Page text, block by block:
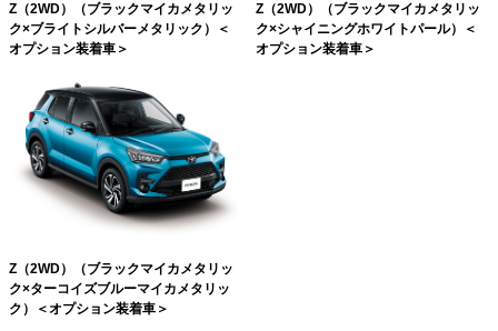
Z（2WD）（ブラックマイカメタリッ
ク×ブライトシルバーメタリック）＜
オプション装着車＞
Z（2WD）（ブラックマイカメタリッ
ク×シャイニングホワイトパール）＜
オプション装着車＞
Z（2WD）（ブラックマイカメタリッ
ク×ターコイズブルーマイカメタリッ
ク）＜オプション装着車＞